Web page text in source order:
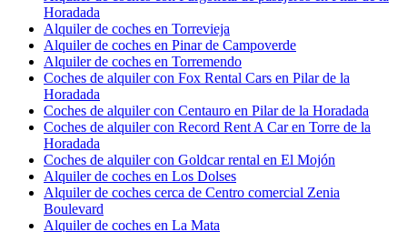
Horadada
Alquiler de coches en Torrevieja
Alquiler de coches en Pinar de Campoverde
Alquiler de coches en Torremendo
Coches de alquiler con Fox Rental Cars en Pilar de la
Horadada
Coches de alquiler con Centauro en Pilar de la Horadada
Coches de alquiler con Record Rent A Car en Torre de la
Horadada
Coches de alquiler con Goldcar rental en El Mojón
Alquiler de coches en Los Dolses
Alquiler de coches cerca de Centro comercial Zenia
Boulevard
Alquiler de coches en La Mata